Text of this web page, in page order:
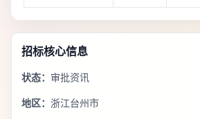
招标核心信息
状态： 审批资讯
地区： 浙江台州市